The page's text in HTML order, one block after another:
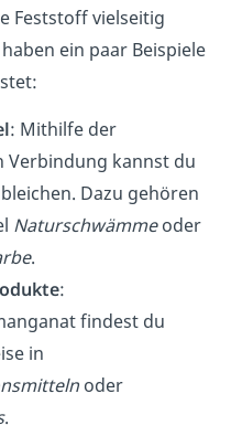
Feststoff vielseitig
ein paar Beispiele
: Mithilfe der
Verbindung kannst du
Dazu gehören
Naturschwämmeoder
.
:
findest du
in
oder
.